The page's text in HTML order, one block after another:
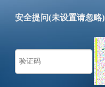
安全提问(未设置请忽略)